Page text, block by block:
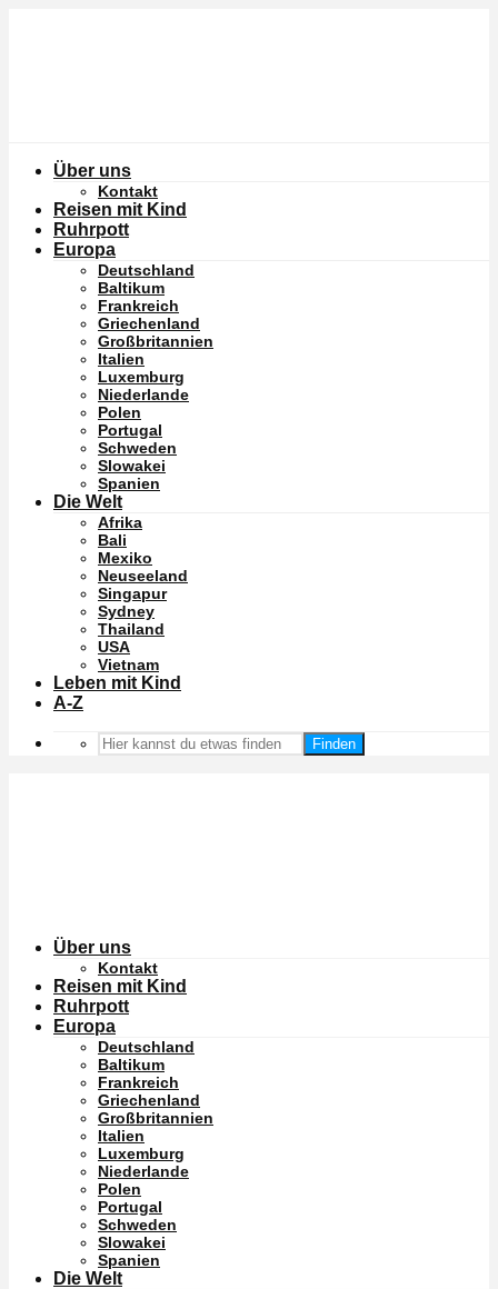
Über uns
Kontakt
Reisen mit Kind
Ruhrpott
Europa
Deutschland
Baltikum
Frankreich
Griechenland
Großbritannien
Italien
Luxemburg
Niederlande
Polen
Portugal
Schweden
Slowakei
Spanien
Die Welt
Afrika
Bali
Mexiko
Neuseeland
Singapur
Sydney
Thailand
USA
Vietnam
Leben mit Kind
A-Z
Finden
Über uns
Kontakt
Reisen mit Kind
Ruhrpott
Europa
Deutschland
Baltikum
Frankreich
Griechenland
Großbritannien
Italien
Luxemburg
Niederlande
Polen
Portugal
Schweden
Slowakei
Spanien
Die Welt